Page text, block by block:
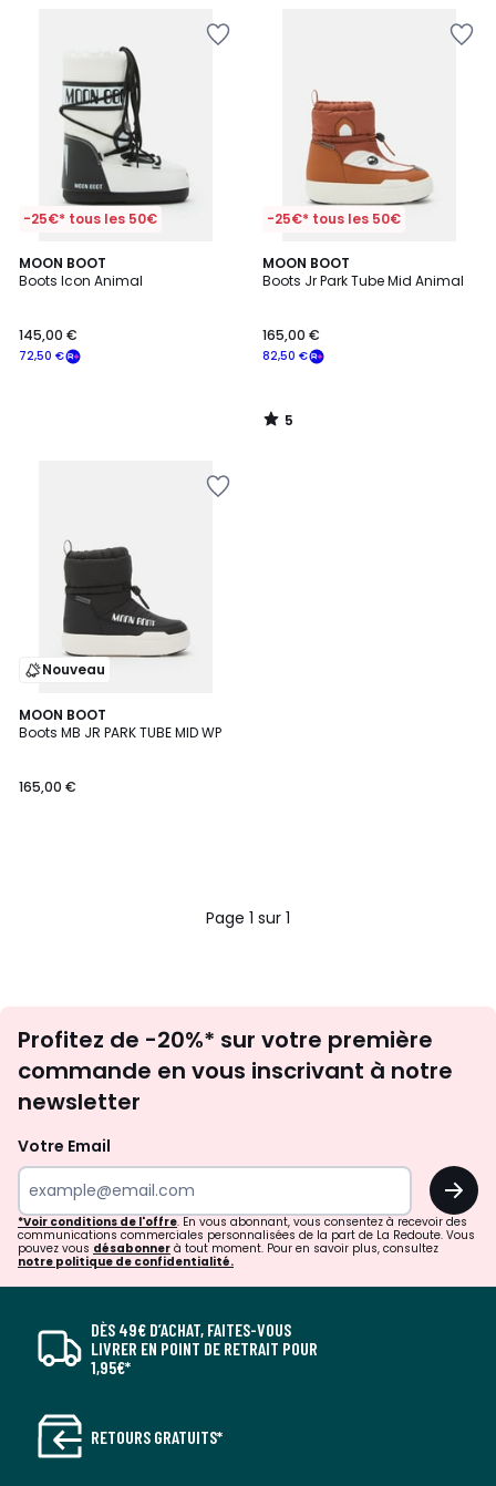
-25€* tous les 50€
MOON BOOT
Boots Icon Animal
72,50 €
145,00 €
-25€* tous les 50€
MOON BOOT
Boots Jr Park Tube Mid Animal
82,50 €
165,00 €
5
/
5
/
Nouveau
MOON BOOT
Boots MB JR PARK TUBE MID WP
165,00 €
Page 1 sur 1
newsletter
Profitez de -20%* sur votre première
commande en vous inscrivant à notre
newsletter
Votre Email
OK
*Voir conditions de l'offre. En vous abonnant, vous consentez à recevoir des
communications commerciales personnalisées de la part de La Redoute. Vous
pouvez vous désabonner à tout moment. Pour en savoir plus, consultez
notre politique de confidentialité.
DÈS 49€ D’ACHAT, FAITES-VOUS
LIVRER EN POINT DE RETRAIT POUR
1,95€*
RETOURS GRATUITS*